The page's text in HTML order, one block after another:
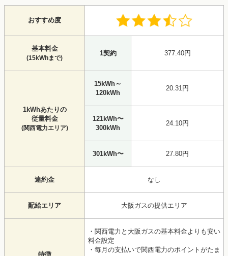
おすすめ度
基本料金
(15kWhまで)
1契約 377.40円
1kWhあたりの
従量料金
(関西電力エリア)
15kWh～
120kWh
20.31円
121kWh〜
300kWh
24.10円
301kWh〜 27.80円
違約金 なし
配給エリア 大阪ガスの提供エリア
特徴
・関西電力と大阪ガスの基本料金よりも安い
料金設定
・毎月の支払いで関西電力のポイントがたま